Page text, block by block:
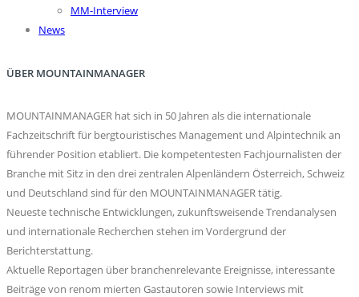
MM-Interview
News
ÜBER MOUNTAINMANAGER
MOUNTAINMANAGER hat sich in 50 Jahren als die internationale
Fachzeitschrift für bergtouristisches Management und Alpintechnik an
führender Position etabliert. Die kompetentesten Fachjournalisten der
Branche mit Sitz in den drei zentralen Alpenländern Österreich, Schweiz
und Deutschland sind für den MOUNTAINMANAGER tätig.
Neueste technische Entwicklungen, zukunftsweisende Trendanalysen
und internationale Recherchen stehen im Vordergrund der
Berichterstattung.
Aktuelle Reportagen über branchenrelevante Ereignisse, interessante
Beiträge von renom mierten Gastautoren sowie Interviews mit